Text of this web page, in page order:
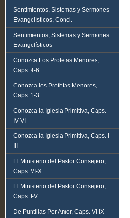
Sentimientos, Sistemas y Sermones
Evangelísticos, Concl.
Sentimientos, Sistemas y Sermones
Evangelísticos
Conozca Los Profetas Menores,
Caps. 4-6
Conozca los Profetas Menores,
Caps. 1-3
Conozca la Iglesia Primitiva, Caps.
IV-VI
Conozca la Iglesia Primitiva, Caps. I-
El Ministerio del Pastor Consejero,
Caps. VI-X
El Ministerio del Pastor Consejero,
Caps. I-V
De Puntillas Por Amor, Caps. VI-IX